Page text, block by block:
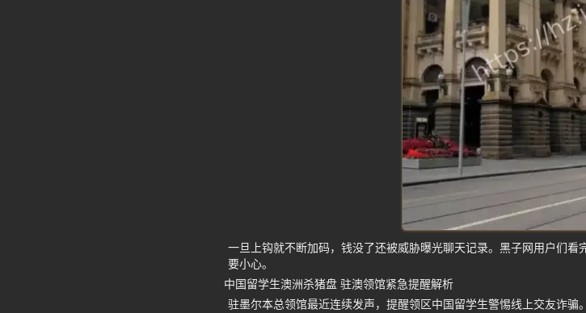
一旦上钩就不断加码，钱没了还被威胁曝光聊天记录。黑子网用户们
要小心。
中国留学生澳洲杀猪盘 驻澳领馆紧急提醒解析
驻墨尔本总领馆最近连续发声，提醒领区中国留学生警惕线上交友诈